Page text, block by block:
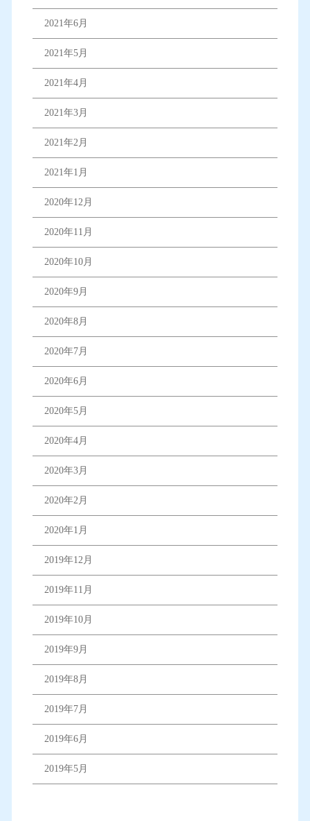
2021年6月
2021年5月
2021年4月
2021年3月
2021年2月
2021年1月
2020年12月
2020年11月
2020年10月
2020年9月
2020年8月
2020年7月
2020年6月
2020年5月
2020年4月
2020年3月
2020年2月
2020年1月
2019年12月
2019年11月
2019年10月
2019年9月
2019年8月
2019年7月
2019年6月
2019年5月